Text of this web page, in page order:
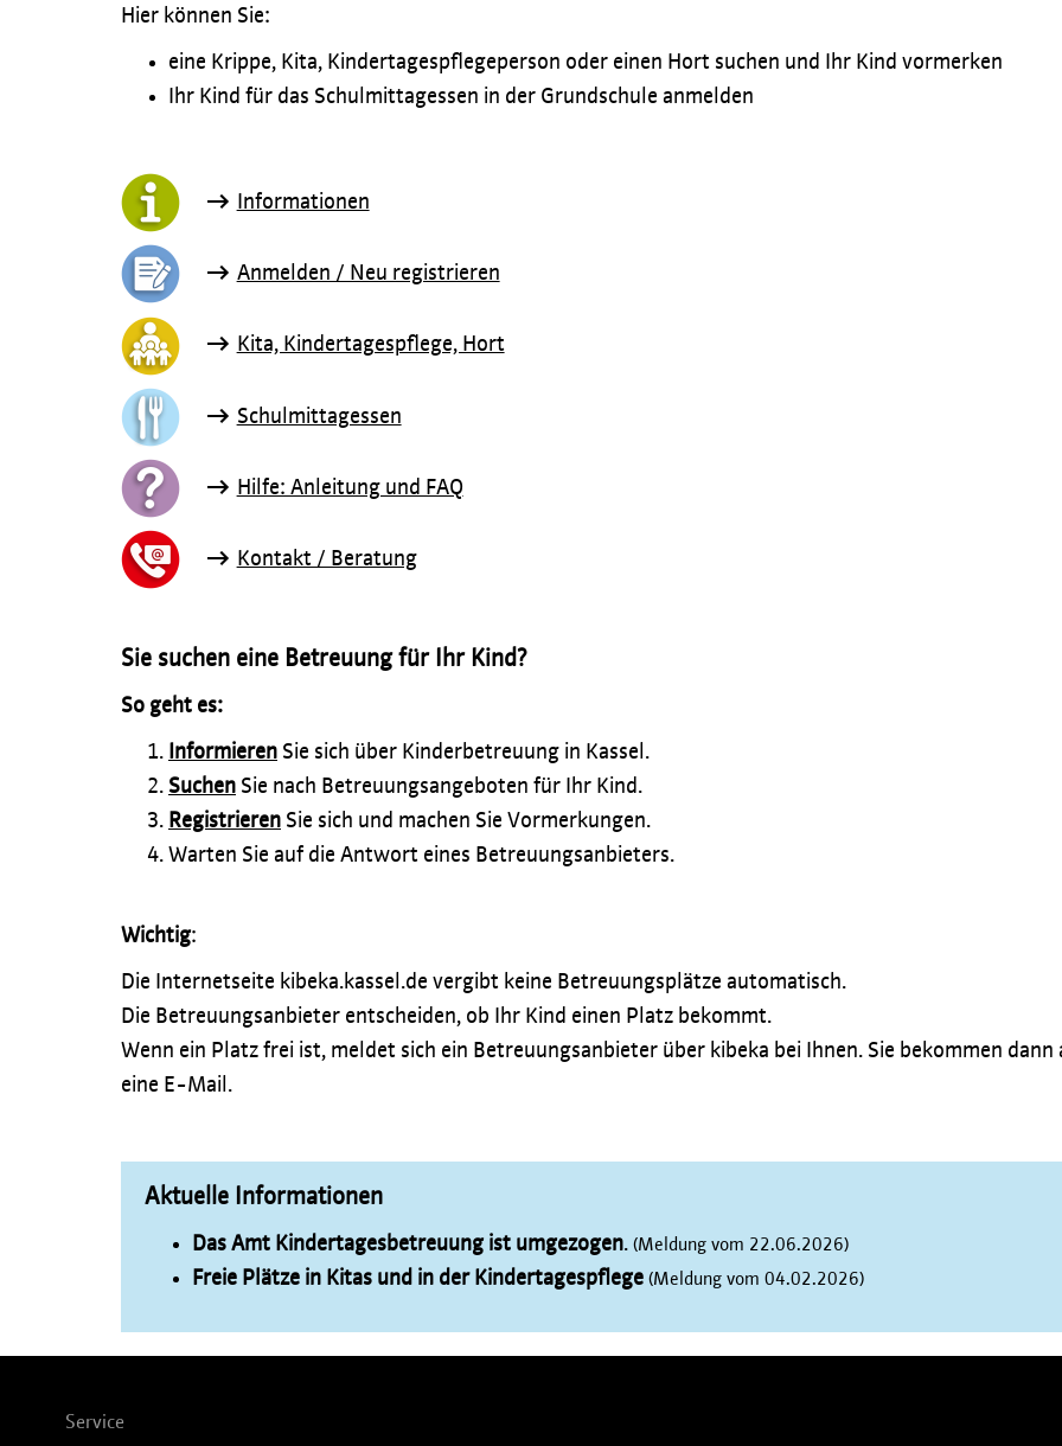
Hier können Sie:
eine Krippe, Kita, Kindertagespflegeperson oder einen Hort suchen und Ihr Kind vormerken
Ihr Kind für das Schulmittagessen in der Grundschule anmelden
Informationen
Anmelden / Neu registrieren
Kita, Kindertagespflege, Hort
Schulmittagessen
Hilfe: Anleitung und FAQ
Kontakt / Beratung
Sie suchen eine Betreuung für Ihr Kind?
So geht es:
Informieren Sie sich über Kinderbetreuung in Kassel.
Suchen Sie nach Betreuungsangeboten für Ihr Kind.
Registrieren Sie sich und machen Sie Vormerkungen.
Warten Sie auf die Antwort eines Betreuungsanbieters.
Wichtig:
Die Internetseite kibeka.kassel.de vergibt keine Betreuungsplätze automatisch.
Die Betreuungsanbieter entscheiden, ob Ihr Kind einen Platz bekommt.
Wenn ein Platz frei ist, meldet sich ein Betreuungsanbieter über kibeka bei Ihnen. Sie bekommen dann
eine E-Mail.
Aktuelle Informationen
Das Amt Kindertagesbetreuung ist umgezogen. (Meldung vom 22.06.2026)
Freie Plätze in Kitas und in der Kindertagespflege (Meldung vom 04.02.2026)
Service